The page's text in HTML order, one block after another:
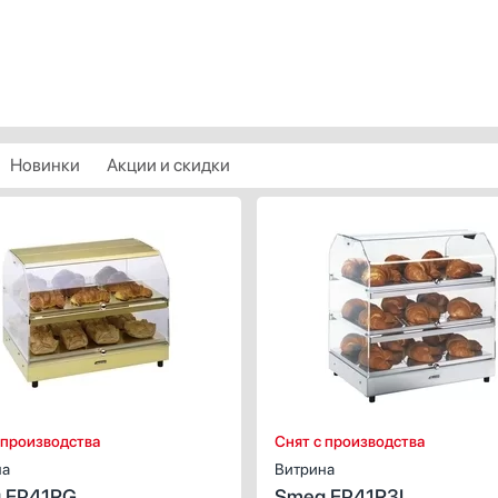
Новинки Акции и скидки
Тепловая
полок:
ХАРАКТЕРИСТИКИ
Количество полок:
Снят с производства
Витрина